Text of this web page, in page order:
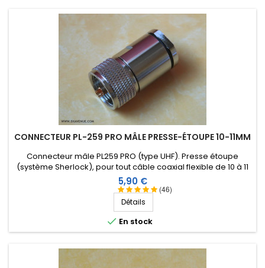
CONNECTEUR PL-259 PRO MÂLE PRESSE-ÉTOUPE 10-11MM
(46)
Connecteur mâle PL259 PRO (type UHF). Presse étoupe
(système Sherlock), pour tout câble coaxial flexible de 10 à 11
mm et spécialement Ultraflex10, Ecoflex10, ZFlex 10. Pin dorée
et isolation Téflon.
Prix
5,90 €
Détails
 En stock